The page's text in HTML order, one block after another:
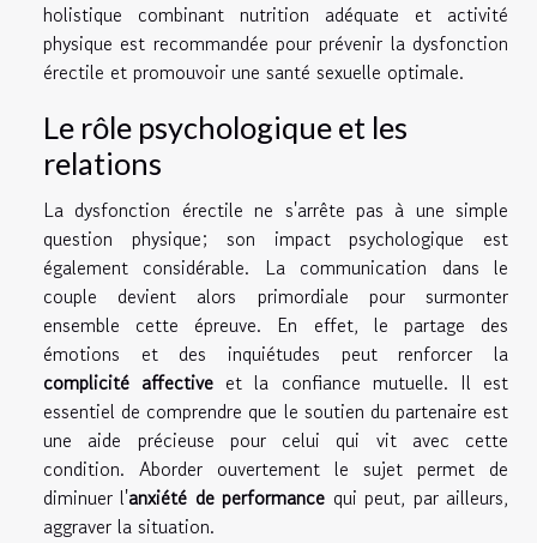
holistique combinant nutrition adéquate et activité
physique est recommandée pour prévenir la dysfonction
érectile et promouvoir une santé sexuelle optimale.
Le rôle psychologique et les
relations
La dysfonction érectile ne s'arrête pas à une simple
question physique; son impact psychologique est
également considérable. La communication dans le
couple devient alors primordiale pour surmonter
ensemble cette épreuve. En effet, le partage des
émotions et des inquiétudes peut renforcer la
complicité affective et la confiance mutuelle. Il est
essentiel de comprendre que le soutien du partenaire est
une aide précieuse pour celui qui vit avec cette
condition. Aborder ouvertement le sujet permet de
diminuer l'anxiété de performance qui peut, par ailleurs,
aggraver la situation.